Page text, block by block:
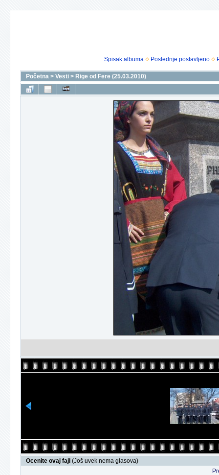
Spisak albuma Poslednje postavljeno
Početna > Vesti > Rige od Fere (25.03.2010)
Ocenite ovaj fajl (Još uvek nema glasova)